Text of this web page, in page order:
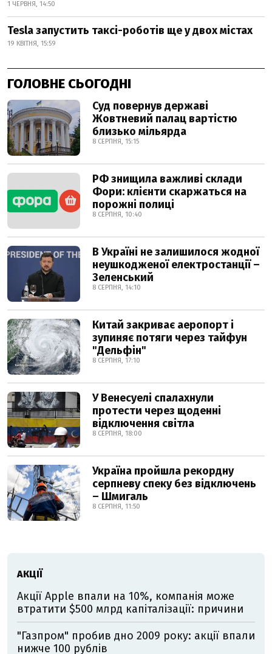
1 ЧЕРВНЯ, 14:50
Tesla запустить таксі-роботів ще у двох містах
19 КВІТНЯ, 15:59
ГОЛОВНЕ СЬОГОДНІ
Суд повернув державі
Жовтневий палац вартістю
близько мільярда
8 СЕРПНЯ, 15:15
РФ знищила важливі склади
Фори: клієнти скаржаться на
порожні полиці
8 СЕРПНЯ, 10:40
В Україні не залишилося жодної
неушкодженої електростанції –
Зеленський
8 СЕРПНЯ, 14:10
Китай закриває аеропорт і
зупиняє потяги через тайфун
"Дельфін"
8 СЕРПНЯ, 17:10
У Венесуелі спалахнули
протести через щоденні
відключення світла
8 СЕРПНЯ, 18:00
Україна пройшла рекордну
серпневу спеку без відключень
– Шмигаль
8 СЕРПНЯ, 11:50
АКЦІЇ
Акції Apple впали на 10%, компанія може
втратити $500 млрд капіталізації: причини
"Газпром" пробив дно 2009 року: акції впали
нижче 100 рублів